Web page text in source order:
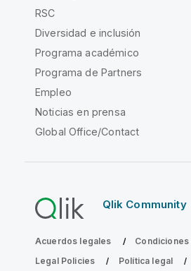
RSC
Diversidad e inclusión
Programa académico
Programa de Partners
Empleo
Noticias en prensa
Global Office/Contact
Qlik Community
Acuerdos legales
Legal Policies
Política legal